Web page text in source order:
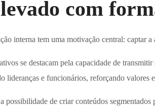
com
interna tem uma motivação central: captar
se destacam pela capacidade de
lideranças e funcionários, reforçando valores
possibilidade de criar conteúdos segmentados